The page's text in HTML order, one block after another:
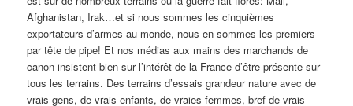
Afghanistan, Irak…et si nous sommes les cinquièmes
exportateurs d’armes au monde, nous en sommes les premiers
par tête de pipe! Et nos médias aux mains des marchands de
canon insistent bien sur l’intérêt de la France d’être présente sur
tous les terrains. Des terrains d’essais grandeur nature avec de
vrais gens, de vrais enfants, de vraies femmes, bref de vrais